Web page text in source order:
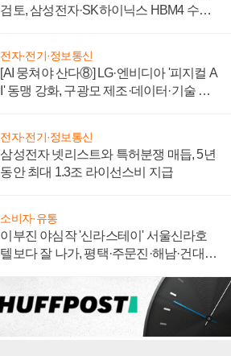
검토, 삼성전자·SK하이닉스 HBM4 수율
전자·전기·정보통신
[AI 뭉쳐야 산다⑧] LG·엔비디아 '피지컬 A
I' 동맹 강화, 구광모 제조·데이터·기술 결
전자·전기·정보통신
삼성전자 넷리스트와 특허분쟁 매듭, 5년
동안 최대 1.3조 라이선스비 지급
소비자·유통
이부진 야심작 '신라스테이' 서울신라호
텔보다 잘 나가, 평택·주문진·해남·건대로